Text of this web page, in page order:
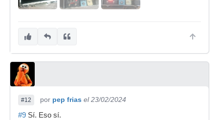
#12 por pep frias el 23/02/2024
#9 Sí. Eso sí.